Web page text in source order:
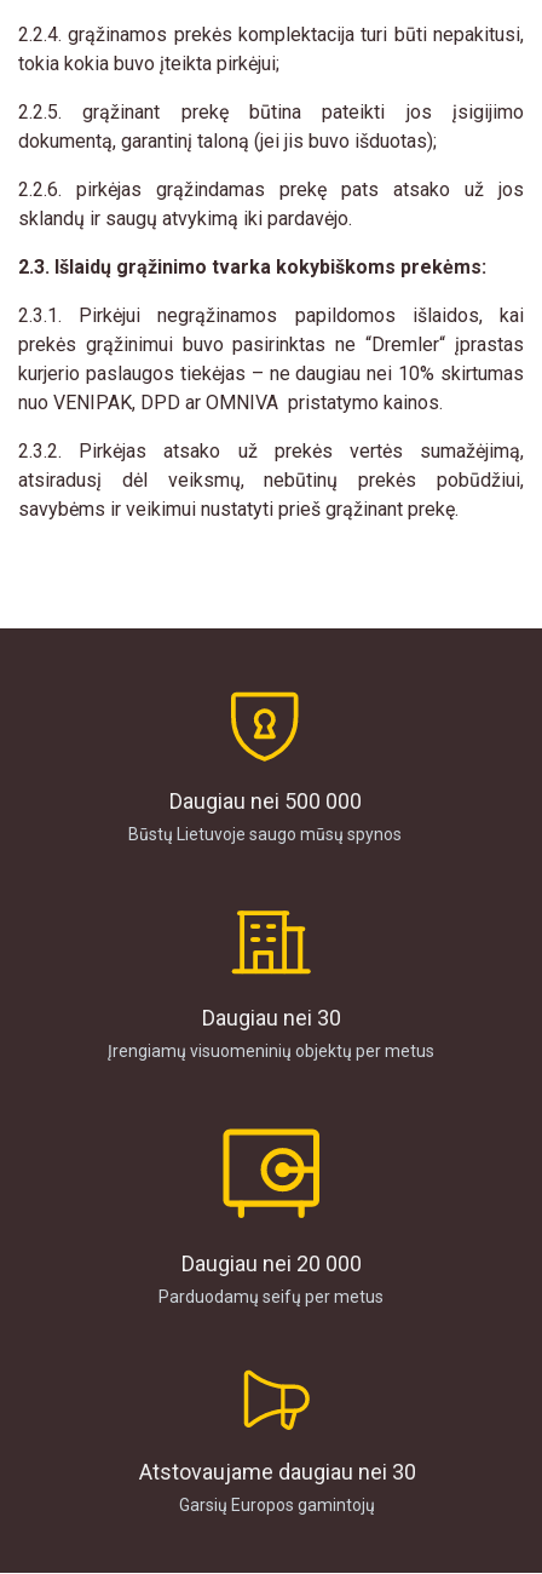
2.2.4. grąžinamos prekės komplektacija turi būti nepakitusi,
tokia kokia buvo įteikta pirkėjui;
2.2.5. grąžinant prekę būtina pateikti jos įsigijimo
dokumentą, garantinį taloną (jei jis buvo išduotas);
2.2.6. pirkėjas grąžindamas prekę pats atsako už jos
sklandų ir saugų atvykimą iki pardavėjo.
2.3. Išlaidų grąžinimo tvarka kokybiškoms prekėms:
2.3.1. Pirkėjui negrąžinamos papildomos išlaidos, kai
prekės grąžinimui buvo pasirinktas ne “Dremler“ įprastas
kurjerio paslaugos tiekėjas – ne daugiau nei 10% skirtumas
nuo VENIPAK, DPD ar OMNIVA pristatymo kainos.
2.3.2. Pirkėjas atsako už prekės vertės sumažėjimą,
atsiradusį dėl veiksmų, nebūtinų prekės pobūdžiui,
savybėms ir veikimui nustatyti prieš grąžinant prekę.
Daugiau nei 500 000
Būstų Lietuvoje saugo mūsų spynos
Daugiau nei 30
Įrengiamų visuomeninių objektų per metus
Daugiau nei 20 000
Parduodamų seifų per metus
Atstovaujame daugiau nei 30
Garsių Europos gamintojų